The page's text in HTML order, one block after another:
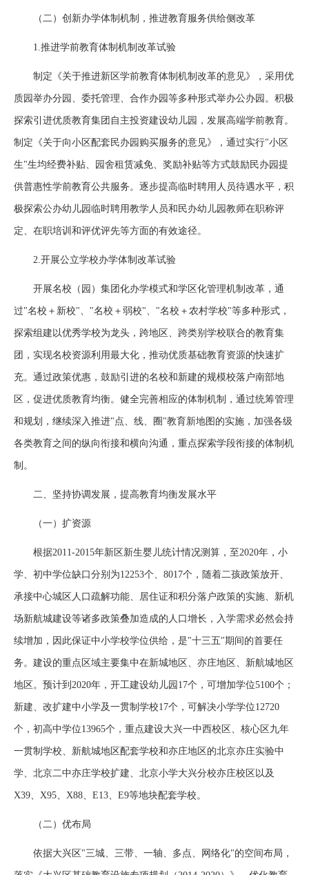
（二）创新办学体制机制，推进教育服务供给侧改革
1.推进学前教育体制机制改革试验
制定《关于推进新区学前教育体制机制改革的意见》，采用优
质园举办分园、委托管理、合作办园等多种形式举办公办园。积极
探索引进优质教育集团自主投资建设幼儿园，发展高端学前教育。
制定《关于向小区配套民办园购买服务的意见》，通过实行"小区
生"生均经费补贴、园舍租赁减免、奖励补贴等方式鼓励民办园提
供普惠性学前教育公共服务。逐步提高临时聘用人员待遇水平，积
极探索公办幼儿园临时聘用教学人员和民办幼儿园教师在职称评
定、在职培训和评优评先等方面的有效途径。
2.开展公立学校办学体制改革试验
开展名校（园）集团化办学模式和学区化管理机制改革，通
过"名校＋新校"、"名校＋弱校"、"名校＋农村学校"等多种形式，
探索组建以优秀学校为龙头，跨地区、跨类别学校联合的教育集
团，实现名校资源利用最大化，推动优质基础教育资源的快速扩
充。通过政策优惠，鼓励引进的名校和新建的规模校落户南部地
区，促进优质教育均衡。健全完善相应的体制机制，通过统筹管理
和规划，继续深入推进"点、线、圈"教育新地图的实施，加强各级
各类教育之间的纵向衔接和横向沟通，重点探索学段衔接的体制机
制。
二、坚持协调发展，提高教育均衡发展水平
（一）扩资源
根据2011-2015年新区新生婴儿统计情况测算，至2020年，小
学、初中学位缺口分别为12253个、8017个，随着二孩政策放开、
承接中心城区人口疏解功能、居住证和积分落户政策的实施、新机
场新航城建设等诸多政策叠加造成的人口增长，入学需求必然会持
续增加，因此保证中小学校学位供给，是"十三五"期间的首要任
务。建设的重点区域主要集中在新城地区、亦庄地区、新航城地区
地区。预计到2020年，开工建设幼儿园17个，可增加学位5100个；
新建、改扩建中小学及一贯制学校17个，可解决小学学位12720
个，初高中学位13965个，重点建设大兴一中西校区、核心区九年
一贯制学校、新航城地区配套学校和亦庄地区的北京亦庄实验中
学、北京二中亦庄学校扩建、北京小学大兴分校亦庄校区以及
X39、X95、X88、E13、E9等地块配套学校。
（二）优布局
依据大兴区"三城、三带、一轴、多点、网络化"的空间布局，